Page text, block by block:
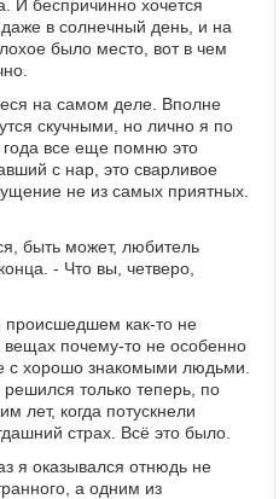
И беспричинно хочется
в солнечный день, и на
было место, вот в чем
на самом деле. Вполне
скучными, но лично я по
года все еще помню это
с нар, это сварливое
не из самых приятных.
быть может, любитель
- Что вы, четверо,
как-то не
почему-то не особенно
с хорошо знакомыми людьми.
только теперь, по
лет, когда потускнели
страх. Всё это было.
я оказывался отнюдь не
а одним из